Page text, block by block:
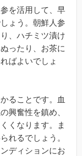
を活用して、早
ょう。朝鮮人参
、ハチミツ漬け
ったり、お茶に
ばよいでしょ
ることです。血
興奮性を鎮め、
くなります。ま
れるでしょう。
ディションにお